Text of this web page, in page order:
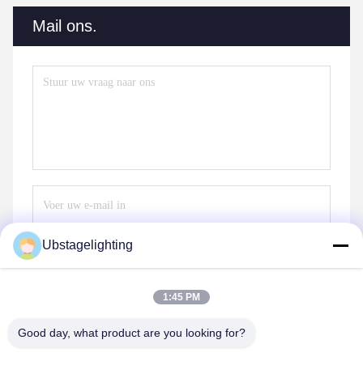
Mail ons.
Stuur
Ubstagelighting
1:45 PM
Good day, what product are you looking for?